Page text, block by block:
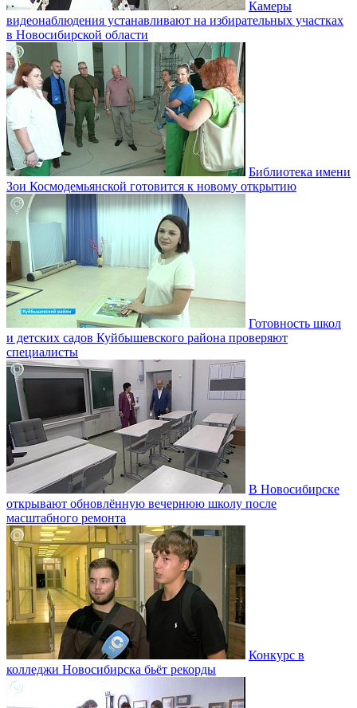
Камеры
видеонаблюдения устанавливают на избирательных участках
в Новосибирской области
Библиотека имени
Зои Космодемьянской готовится к новому открытию
Готовность школ
и детских садов Куйбышевского района проверяют
специалисты
В Новосибирске
открывают обновлённую вечернюю школу после
масштабного ремонта
Конкурс в
колледжи Новосибирска бьёт рекорды